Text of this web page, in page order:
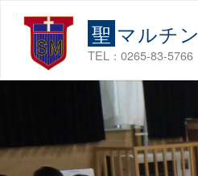
ン
ス
聖 マルチ ン
TEL：0265-83-5766